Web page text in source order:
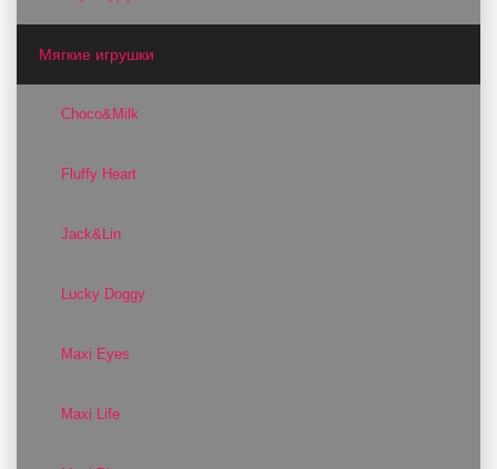
Мягкие игрушки
Choco&Milk
Fluffy Heart
Jack&Lin
Lucky Doggy
Maxi Eyes
Maxi Life